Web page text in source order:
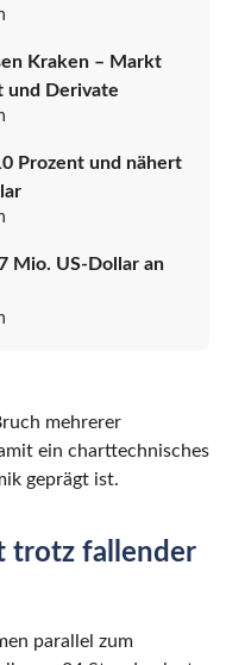
Kraken – Markt
und Derivate
Prozent und nähert
Mio. US-Dollar an
mehrerer
ein charttechnisches
geprägt ist.
trotz fallender
parallel zum